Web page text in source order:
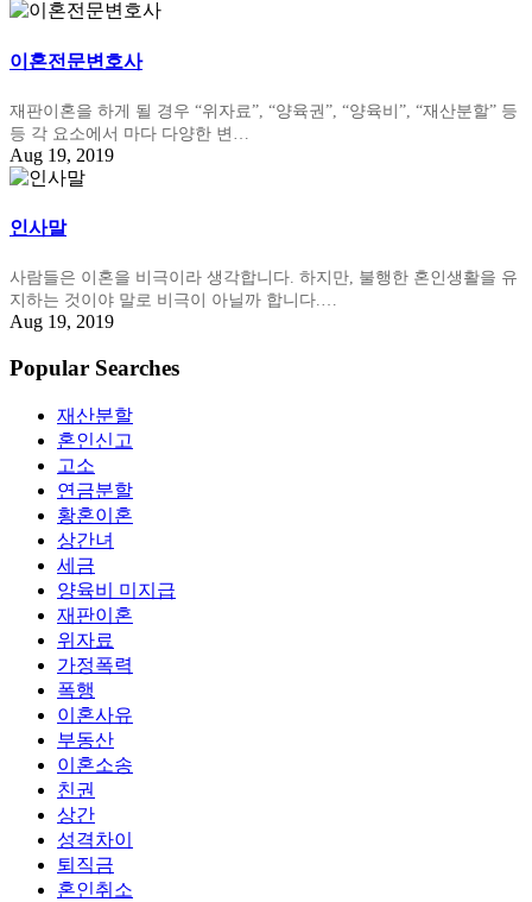
이혼전문변호사
재판이혼을 하게 될 경우 “위자료”, “양육권”, “양육비”, “재산분할” 등
등 각 요소에서 마다 다양한 변…
Aug 19, 2019
인사말
사람들은 이혼을 비극이라 생각합니다. 하지만, 불행한 혼인생활을 유
지하는 것이야 말로 비극이 아닐까 합니다.…
Aug 19, 2019
Popular Searches
재산분할
혼인신고
고소
연금분할
황혼이혼
상간녀
세금
양육비 미지급
재판이혼
위자료
가정폭력
폭행
이혼사유
부동산
이혼소송
친권
상간
성격차이
퇴직금
혼인취소